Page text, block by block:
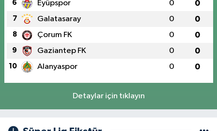
6 Eyüpspor 0 0
7 Galatasaray 0 0
8 Çorum FK 0 0
9 Gaziantep FK 0 0
10 Alanyaspor 0 0
Detaylar için tıklayın